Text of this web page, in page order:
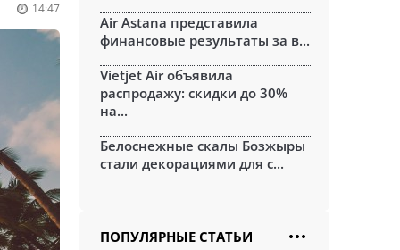
14:47
Air Astana представила
финансовые результаты за в...
Vietjet Air объявила
распродажу: скидки до 30%
на...
Белоснежные скалы Бозжыры
стали декорациями для с...
ПОПУЛЯРНЫЕ СТАТЬИ